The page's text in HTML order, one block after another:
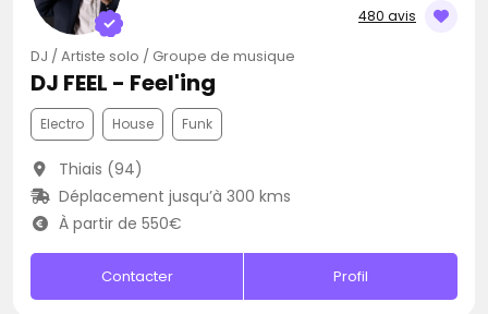
480 avis
DJ / Artiste solo / Groupe de musique
DJ FEEL - Feel'ing
Electro House Funk
Thiais (94)
Déplacement jusqu’à 300 kms
À partir de 550€
Contacter Profil